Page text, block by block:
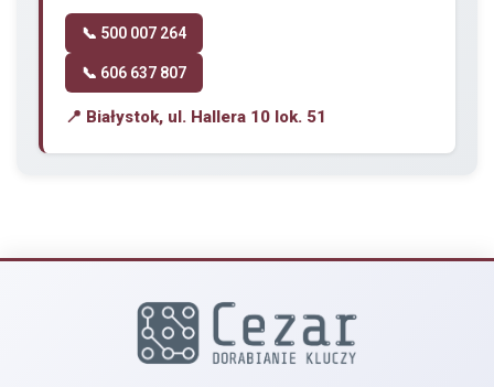
📞 500 007 264
📞 606 637 807
📍 Białystok, ul. Hallera 10 lok. 51